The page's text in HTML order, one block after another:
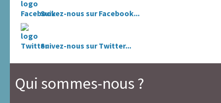
Nom / Pseudo
Email(ne sera pas publié)*
Suivez-nous sur Facebook...
Suivez-nous sur Twitter...
Qui sommes-nous ?